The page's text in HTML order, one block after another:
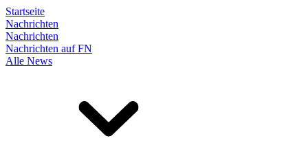
Startseite
Nachrichten
Nachrichten
Nachrichten auf FN
Alle News